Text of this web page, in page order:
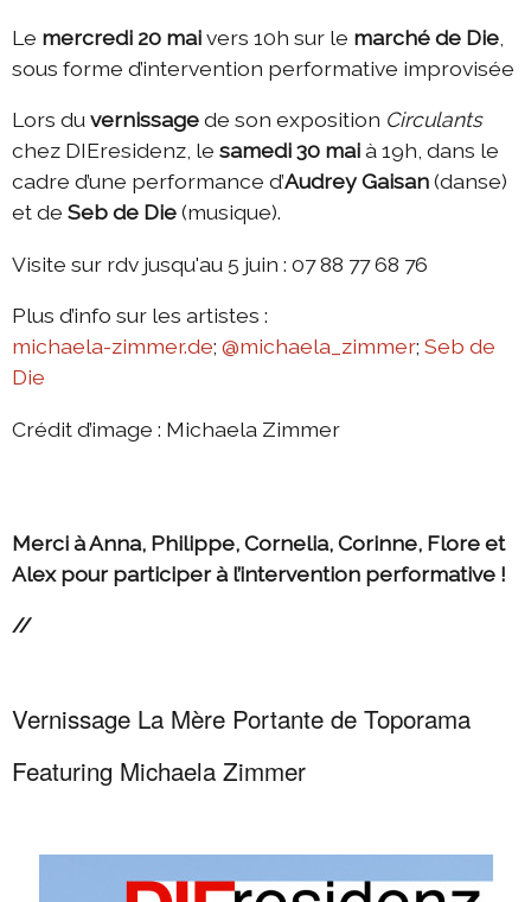
Le mercredi 20 maivers 10h sur le marché de Die
sous forme d’intervention performative improvisée
Lors duvernissagede son exposition Circulants
chez DIEresidenz, le samedi 30 maià 19h, dans le
cadre d’une performance d’Audrey Gaisan(danse)
et de Seb de Die(musique).
Visite sur rdv jusqu'au 5 juin : 07 88 77 68 76
Plus d’info sur les artistes :
michaela-zimmer.de; @michaela_zimmer; Seb de
Die
Crédit d’image : Michaela Zimmer
Merci à Anna, Philippe, Cornelia, Corinne, Flore et
Alex pour participer à l’intervention performative !
//
Vernissage La Mère Portante de Toporama
Featuring Michaela Zimmer